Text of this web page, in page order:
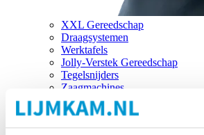
XXL Gereedschap
Draagsystemen
Werktafels
Jolly-Verstek Gereedschap
Tegelsnijders
Zaagmachines
Merken